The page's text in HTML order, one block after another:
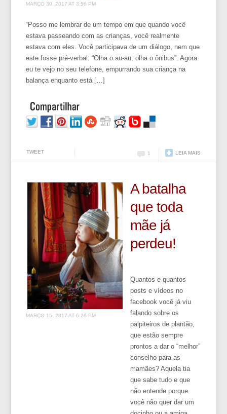
MARÇO 30, 2017 AT 3:56 PM
“Posso me lembrar de um tempo em que quando você
estava passeando com as crianças, você realmente
estava com eles. Você participava de um diálogo, nem que
este fosse pré-verbal: “Olha o au-au, olha o ônibus”. Agora
eu te vejo no seu telefone, empurrando sua criança na
balança enquanto está […]
TWEET LEIA MAIS
1
A batalha
que toda
mãe já
perdeu!
MARÇO 15, 2017 AT 6:26 PM
Quantos e quantos
posts e vídeos no
facebook você já viu
falando sobre os
palpiteiros de plantão,
que estão sempre
prontos a dar o “melhor”
conselho para as
mamães? Aquela tia
que sabe tudo e que
não entende porque
você não quer dar um